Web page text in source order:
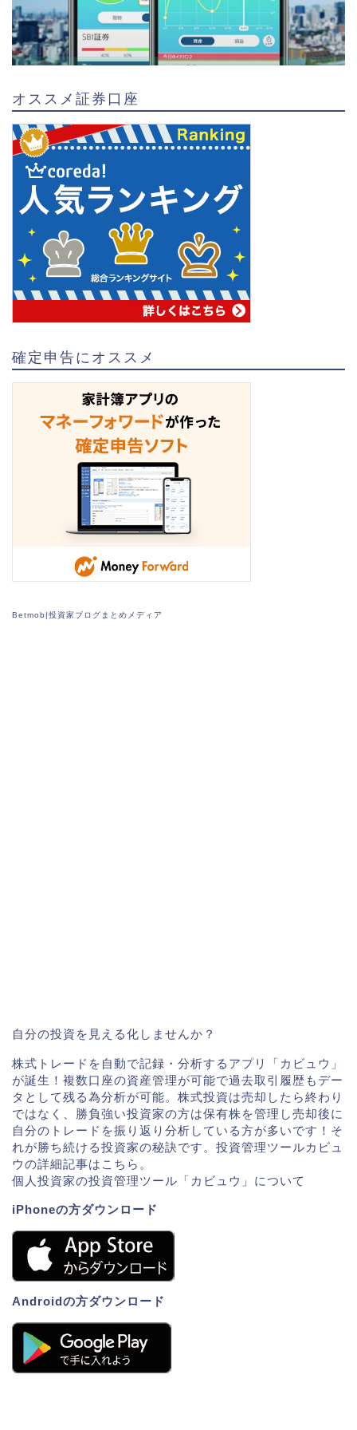
オススメ証券口座
確定申告にオススメ
Betmob|投資家ブログまとめメディア
自分の投資を見える化しませんか？
株式トレードを自動で記録・分析するアプリ「カビュウ」
が誕生！複数口座の資産管理が可能で過去取引履歴もデー
タとして残る為分析が可能。株式投資は売却したら終わり
ではなく、勝負強い投資家の方は保有株を管理し売却後に
自分のトレードを振り返り分析している方が多いです！そ
れが勝ち続ける投資家の秘訣です。投資管理ツールカビュ
ウの詳細記事はこちら。
個人投資家の投資管理ツール「カビュウ」について
iPhoneの方ダウンロード
Androidの方ダウンロード